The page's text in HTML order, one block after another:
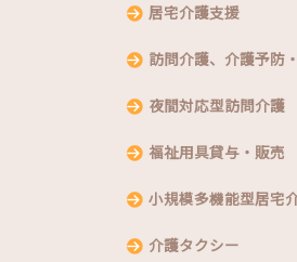
居宅介護支援
訪問介護、介護予防
夜間対応型訪問介護
福祉用具貸与・販売
小規模多機能型居宅
介護タクシー